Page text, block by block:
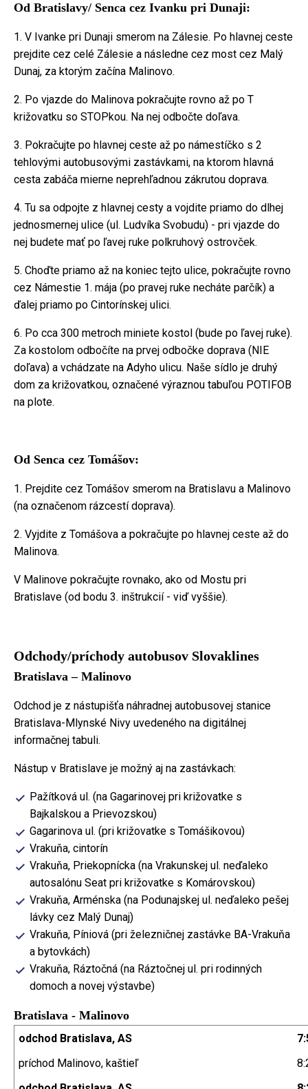
Od Bratislavy/ Senca cez Ivanku pri Dunaji:
1. V Ivanke pri Dunaji smerom na Zálesie. Po hlavnej ceste
prejdite cez celé Zálesie a následne cez most cez Malý
Dunaj, za ktorým začína Malinovo.
2. Po vjazde do Malinova pokračujte rovno až po T
križovatku so STOPkou. Na nej odbočte doľava.
3. Pokračujte po hlavnej ceste až po námestíčko s 2
tehlovými autobusovými zastávkami, na ktorom hlavná
cesta zabáča mierne neprehľadnou zákrutou doprava.
4. Tu sa odpojte z hlavnej cesty a vojdite priamo do dlhej
jednosmernej ulice (ul. Ludvíka Svobudu) - pri vjazde do
nej budete mať po ľavej ruke polkruhový ostrovček.
5. Choďte priamo až na koniec tejto ulice, pokračujte rovno
cez Námestie 1. mája (po pravej ruke necháte parčík) a
ďalej priamo po Cintorínskej ulici.
6. Po cca 300 metroch miniete kostol (bude po ľavej ruke).
Za kostolom odbočíte na prvej odbočke doprava (NIE
doľava) a vchádzate na Adyho ulicu. Naše sídlo je druhý
dom za križovatkou, označené výraznou tabuľou POTIFOB
na plote.
Od Senca cez Tomášov:
1. Prejdite cez Tomášov smerom na Bratislavu a Malinovo
(na označenom rázcestí doprava).
2. Vyjdite z Tomášova a pokračujte po hlavnej ceste až do
Malinova.
V Malinove pokračujte rovnako, ako od Mostu pri
Bratislave (od bodu 3. inštrukcií - viď vyššie).
Odchody/príchody autobusov Slovaklines
Bratislava – Malinovo
Odchod je z nástupišťa náhradnej autobusovej stanice
Bratislava-Mlynské Nivy uvedeného na digitálnej
informačnej tabuli.
Nástup v Bratislave je možný aj na zastávkach:
Pažítková ul. (na Gagarinovej pri križovatke s
Bajkalskou a Prievozskou)
Gagarinova ul. (pri križovatke s Tomášikovou)
Vrakuňa, cintorín
Vrakuňa, Priekopnícka (na Vrakunskej ul. neďaleko
autosalónu Seat pri križovatke s Komárovskou)
Vrakuňa, Arménska (na Podunajskej ul. neďaleko pešej
lávky cez Malý Dunaj)
Vrakuňa, Píniová (pri železničnej zastávke BA-Vrakuňa
a bytovkách)
Vrakuňa, Ráztočná (na Ráztočnej ul. pri rodinných
domoch a novej výstavbe)
Bratislava - Malinovo
odchod Bratislava, AS
príchod Malinovo, kaštieľ